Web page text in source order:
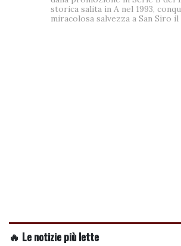
storica salita in A nel 1993,
miracolosa salvezza a San Siro il
🔥 Le notizie più lette